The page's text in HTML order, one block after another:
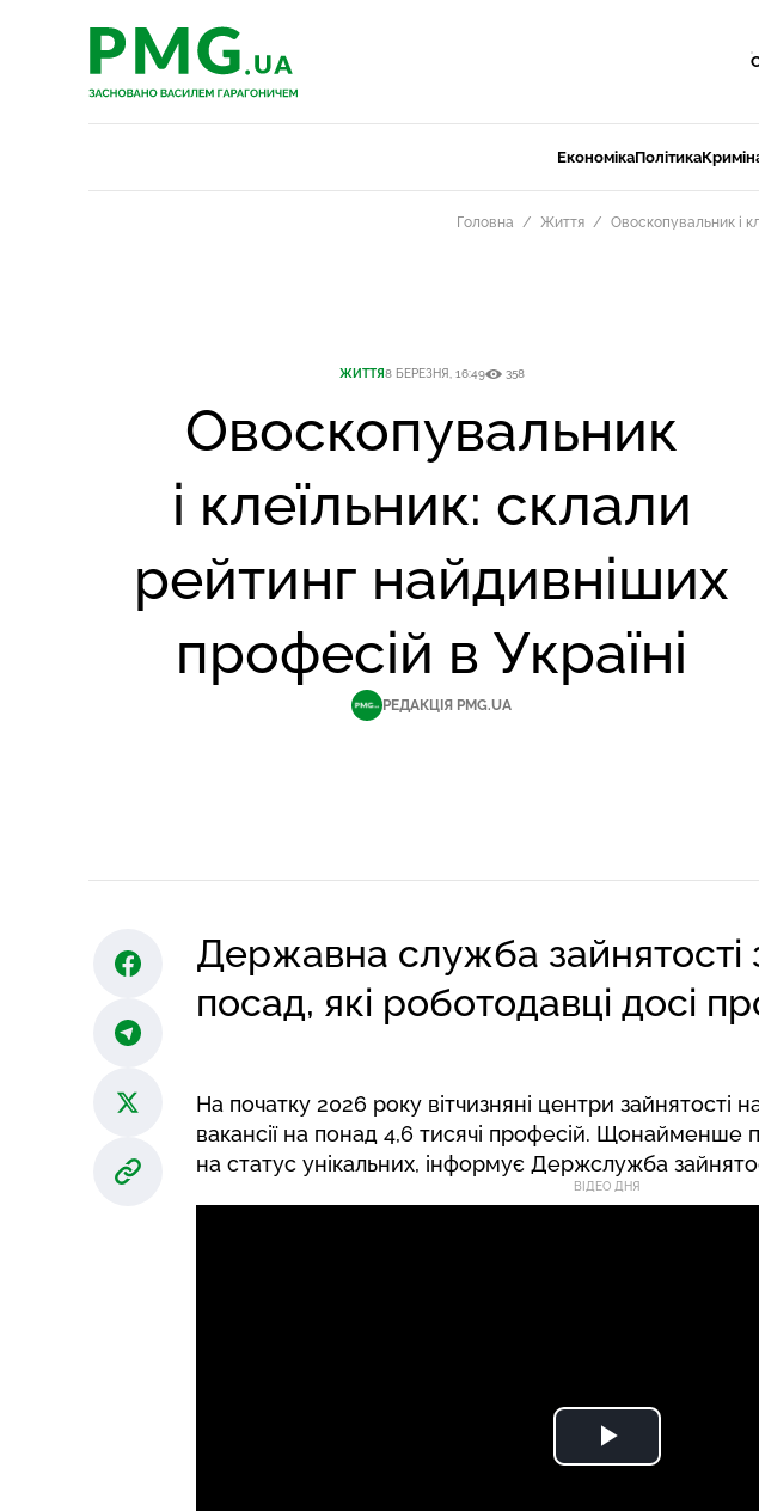
PMG.ua
PMG.ua
ЕкономікаПолітика
Головна Життя Овоскопувальник і
ЖИТТЯ8 БЕРЕЗНЯ, 16:49 358
Овоскопувальник
і клеїльник: склали
рейтинг найдивніших
професій в Україні
РЕДАКЦІЯ PMG.UA
Державна служба зайнятості
посад, які роботодавці досі
На початку 2026 року вітчизняні центри зайнятості
вакансії на понад 4,6 тисячі професій. Щонайменше
на статус унікальних, інформує Держслужба
ВІДЕО ДНЯ